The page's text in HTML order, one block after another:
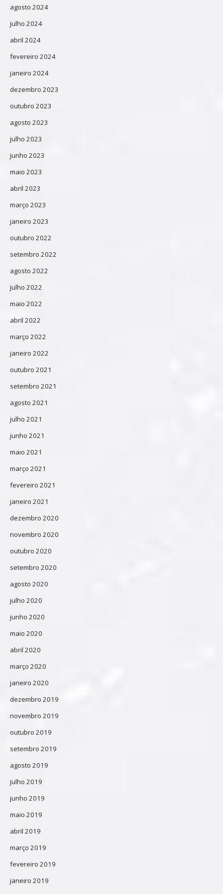
agosto 2024
julho 2024
abril 2024
fevereiro 2024
janeiro 2024
dezembro 2023
outubro 2023
agosto 2023
julho 2023
junho 2023
maio 2023
abril 2023
março 2023
janeiro 2023
outubro 2022
setembro 2022
agosto 2022
julho 2022
maio 2022
abril 2022
março 2022
janeiro 2022
outubro 2021
setembro 2021
agosto 2021
julho 2021
junho 2021
maio 2021
março 2021
fevereiro 2021
janeiro 2021
dezembro 2020
novembro 2020
outubro 2020
setembro 2020
agosto 2020
julho 2020
junho 2020
maio 2020
abril 2020
março 2020
janeiro 2020
dezembro 2019
novembro 2019
outubro 2019
setembro 2019
agosto 2019
julho 2019
junho 2019
maio 2019
abril 2019
março 2019
fevereiro 2019
janeiro 2019